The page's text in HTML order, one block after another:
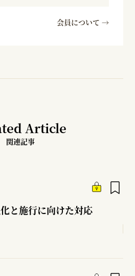
会員について →
Article
関連記事
と施行に向けた対応